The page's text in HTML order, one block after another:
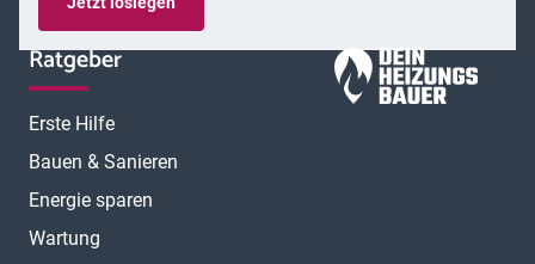
Ratgeber
Erste Hilfe
Bauen & Sanieren
Energie sparen
Wartung